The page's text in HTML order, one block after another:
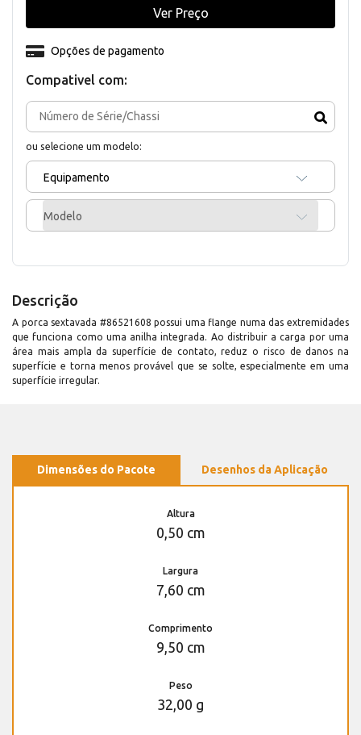
Compativel com:
ou selecione um modelo:
Equipamento
Modelo
Opções de pagamento
Ver Preço
Descrição
A porca sextavada #86521608 possui uma flange numa das extremidades
que funciona como uma anilha integrada. Ao distribuir a carga por uma
área mais ampla da superfície de contato, reduz o risco de danos na
superfície e torna menos provável que se solte, especialmente em uma
superfície irregular.
Dimensões do Pacote Desenhos da Aplicação
Altura
0,50 cm
Largura
7,60 cm
Comprimento
9,50 cm
Peso
32,00 g